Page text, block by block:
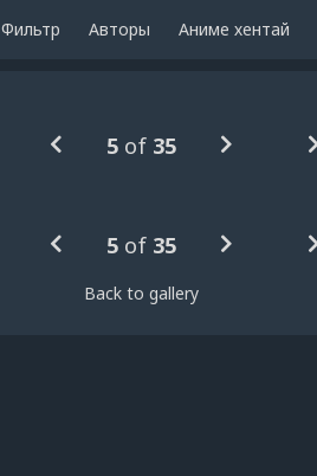
Фильтр Авторы Аниме хентай
5 of 35
5 of 35
Back to gallery